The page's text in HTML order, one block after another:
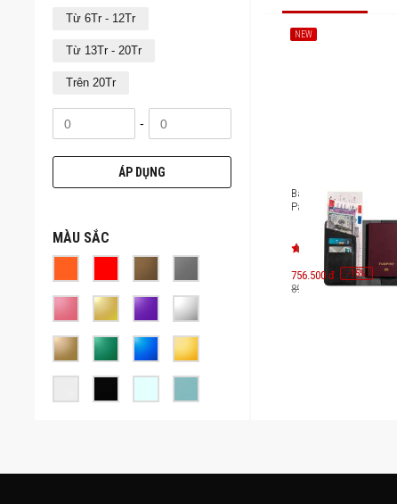
Từ 6Tr - 12Tr
Từ 13Tr - 20Tr
Trên 20Tr
-
ÁP DỤNG
MÀU SẮC
NEW
Bao da hộ chiếu Mazer
Passport [M-1tag-
756.500 đ -15%
890.000 đ